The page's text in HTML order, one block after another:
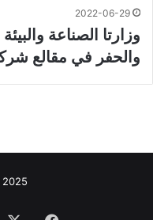
2022-06-29
وزارتا الصناعة
والحفر في مقالع